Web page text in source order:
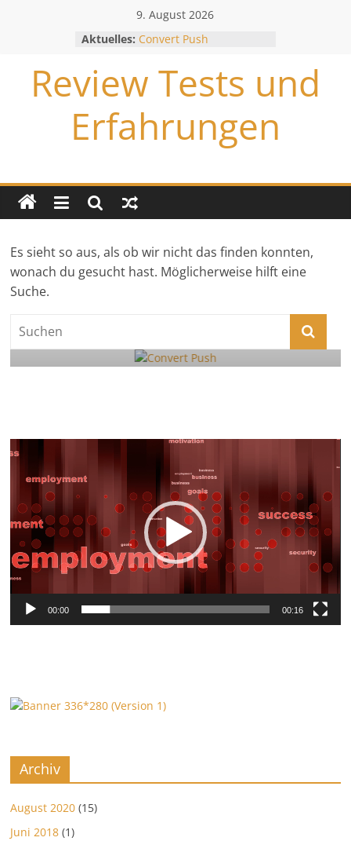
9. August 2026
Aktuelles: Convert Push
Undercover Cash System
Neukunden Revolution
Converapp
Review Tests und
Erfahrungen
Es sieht so aus, als ob wir nicht das finden konnten,
wonach du gesucht hast. Möglicherweise hilft eine
Suche.
Affiliate Marketing
verdienen
Traffic Übersicht aller Previews
Video
Marketing
Convert Push
00:00 00:16
Archiv
August 2020 (15)
Juni 2018 (1)